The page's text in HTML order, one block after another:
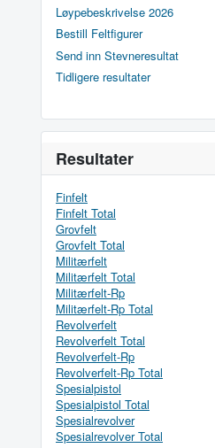
Løypebeskrivelse 2026
Bestill Feltfigurer
Send inn Stevneresultat
Tidligere resultater
Resultater
Finfelt
Finfelt Total
Grovfelt
Grovfelt Total
Militærfelt
Militærfelt Total
Militærfelt-Rp
Militærfelt-Rp Total
Revolverfelt
Revolverfelt Total
Revolverfelt-Rp
Revolverfelt-Rp Total
Spesialpistol
Spesialpistol Total
Spesialrevolver
Spesialrevolver Total